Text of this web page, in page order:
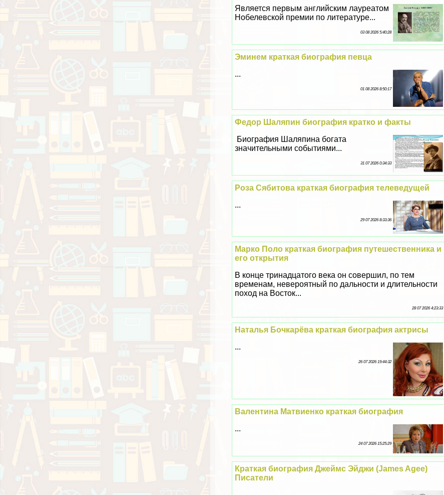
Является первым английским лауреатом
Нобелевской премии по литературе...
03 08 2026 5:40:28
Эминем краткая биография певца
...
01 08 2026 8:50:17
Федор Шаляпин биография кратко и факты
Биография Шаляпина богата
значительными событиями...
31 07 2026 0:34:33
Роза Сябитова краткая биография телеведущей
...
29 07 2026 8:33:36
Марко Поло краткая биография путешественника и
его открытия
В конце тринадцатого века он совершил, по тем
временам, невероятный по дальности и длительности
поход на Восток...
28 07 2026 4:23:33
Наталья Бочкарёва краткая биография актрисы
...
26 07 2026 19:44:32
Валентина Матвиенко краткая биография
...
24 07 2026 15:25:29
Краткая биография Джеймс Эйджи (James Agee)
Писатели